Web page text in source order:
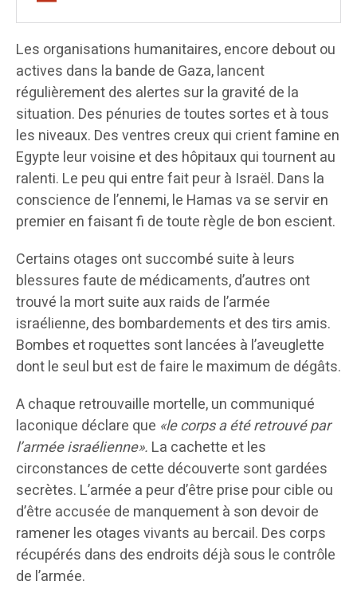
Les organisations humanitaires, encore debout ou
actives dans la bande de Gaza, lancent
régulièrement des alertes sur la gravité de la
situation. Des pénuries de toutes sortes et à tous
les niveaux. Des ventres creux qui crient famine en
Egypte leur voisine et des hôpitaux qui tournent au
ralenti. Le peu qui entre fait peur à Israël. Dans la
conscience de l’ennemi, le Hamas va se servir en
premier en faisant fi de toute règle de bon escient.
Certains otages ont succombé suite à leurs
blessures faute de médicaments, d’autres ont
trouvé la mort suite aux raids de l’armée
israélienne, des bombardements et des tirs amis.
Bombes et roquettes sont lancées à l’aveuglette
dont le seul but est de faire le maximum de dégâts.
A chaque retrouvaille mortelle, un communiqué
laconique déclare que «le corps a été retrouvé par
l’armée israélienne». La cachette et les
circonstances de cette découverte sont gardées
secrètes. L’armée a peur d’être prise pour cible ou
d’être accusée de manquement à son devoir de
ramener les otages vivants au bercail. Des corps
récupérés dans des endroits déjà sous le contrôle
de l’armée.